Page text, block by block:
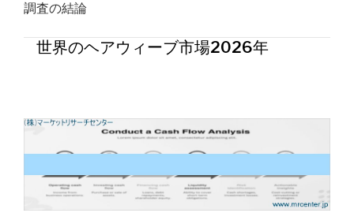
調査の結論
世界のヘアウィーブ市場2026年